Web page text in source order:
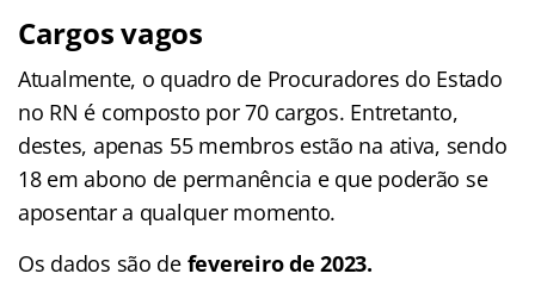
Cargos vagos
Atualmente, o quadro de Procuradores do Estado
no RN é composto por 70 cargos. Entretanto,
destes, apenas 55 membros estão na ativa, sendo
18 em abono de permanência e que poderão se
aposentar a qualquer momento.
Os dados são de fevereiro de 2023.